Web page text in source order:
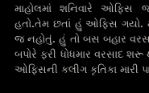
માહોલમાં શનિવારે ઓફિસ
હતો.તેમ છતાં હું ઓફિસ ગયો.
જ નહોતું. હું તો બસ બહાર
બપોરે ફરી ધોધમાર વરસાદ
ઓફિસની કલીગ કૃતિકા મારી